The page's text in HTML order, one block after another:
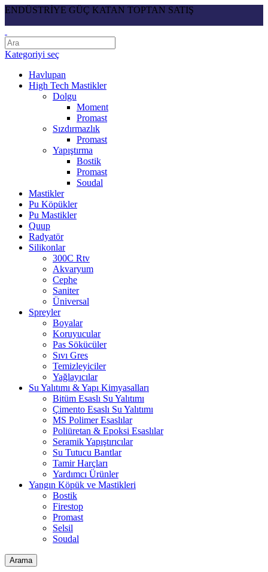
ENDÜSTRİYE GÜÇ KATAN TOPTAN SATIŞ
Kategoriyi seç
Havlupan
High Tech Mastikler
Dolgu
Moment
Promast
Sızdırmazlık
Promast
Yapıştırma
Bostik
Promast
Soudal
Mastikler
Pu Köpükler
Pu Mastikler
Quup
Radyatör
Silikonlar
300C Rtv
Akvaryum
Cephe
Saniter
Üniversal
Spreyler
Boyalar
Koruyucular
Pas Sökücüler
Sıvı Gres
Temizleyiciler
Yağlayıcılar
Su Yalıtımı & Yapı Kimyasalları
Bitüm Esaslı Su Yalıtımı
Çimento Esaslı Su Yalıtımı
MS Polimer Esaslılar
Poliüretan & Epoksi Esaslılar
Seramik Yapıştırıcılar
Su Tutucu Bantlar
Tamir Harçları
Yardımcı Ürünler
Yangın Köpük ve Mastikleri
Bostik
Firestop
Promast
Selsil
Soudal
Arama